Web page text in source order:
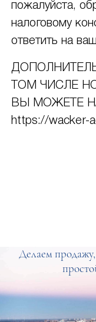
пожалуйста,
налоговому
ответить на
ТОМ ЧИСЛЕ
ВЫ МОЖЕТЕ
https://wacker-
Делаем